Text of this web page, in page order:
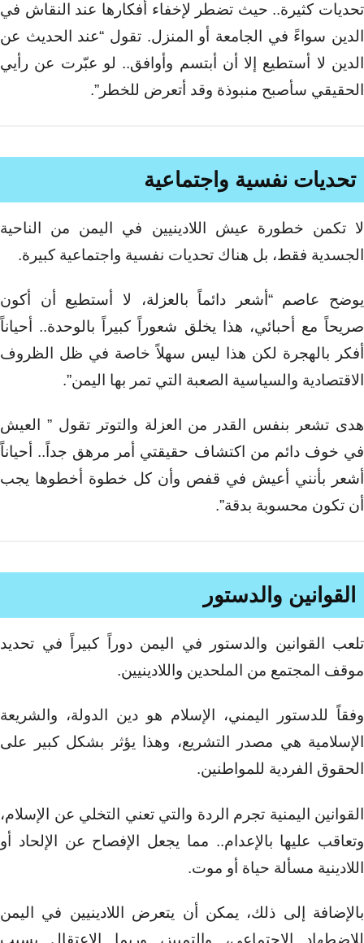
تحديات كثيرة.. حيث تضطر لإخفاء أفكارها عند النقاش في
الدين سواءً في الجامعة أو المنزل. تقول “عند الحديث عن
الدين لا أستطيع إلا أن أبتسم وأوافق.. لو عبّرت عن رأيي
الحقيقي سأصبح منبوذة وقد أتعرض للخطر”.
تحديات نفسية واجتماعية
لا تكمن خطورة عيش اللادينيين في اليمن من الناحية
الجسدية فقط، بل هناك تحديات نفسية واجتماعية كبيرة.
يوضح عاصم “أشعر دائماً بالعزلة، لا أستطيع أن أكون
صريحاً مع أحبائي، هذا يخلق شعوراً كبيراً بالوحدة.. أحياناً
أفكر بالهجرة لكن هذا ليس سهلاً خاصة في ظل الظروف
الاقتصادية والسياسية الصعبة التي تمر بها اليمن”.
هدى تشعر بنفس القدر من العزلة والتوتر تقول ” العيش
في خوف دائم من اكتشاف حقيقتي أمر مرهق جداً.. أحياناً
أشعر بأنني أعيش في قفص وأن كل خطوة أخطوها يجب
أن تكون محسوبة بدقة”.
القوانين والدستور
تلعب القوانين والدستور في اليمن دوراً كبيراً في تحديد
موقف المجتمع من الملحدين واللادينيين.
وفقاً للدستور اليمني، الإسلام هو دين الدولة، والشريعة
الإسلامية هي مصدر التشريع، وهذا يؤثر بشكل كبير على
الحقوق الفردية للمواطنين.
القوانين اليمنية تجرم الردة والتي تعني التخلي عن الإسلام،
وتعاقب عليها بالإعدام.. مما يجعل الإفصاح عن الإلحاد أو
اللادينية مسألة حياة أو موت.
بالإضافة إلى ذلك، يمكن أن يتعرض اللادينيين في اليمن
للاضطهاد الاجتماعي، والتمييز، وربما الاعتقال بسبب